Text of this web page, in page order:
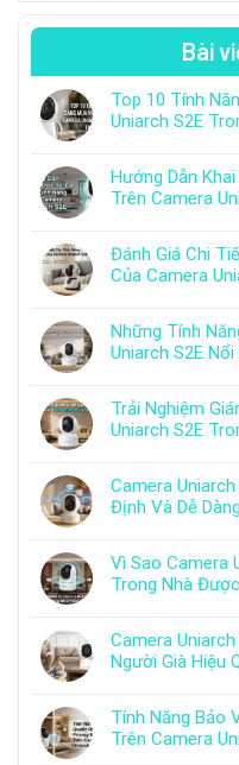
Bài
Top 10 Tính
Uniarch S2E
Hướng Dẫn
Trên Camera
Đánh Giá Chi
Của Camera
Những Tính
Uniarch S2E
Trải Nghiệm
Uniarch S2E
Camera
Định Và Dễ
Vì Sao Camera
Trong Nhà
Camera
Người Già Hiệu
Tính Năng Bảo
Trên Camera